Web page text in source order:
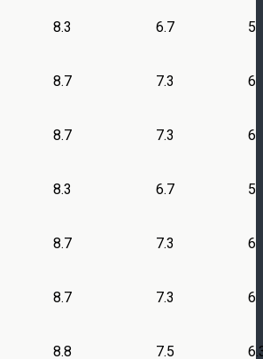
8.3 6.7 5
8.7 7.3 6
8.7 7.3 6
8.3 6.7 5
8.7 7.3 6
8.7 7.3 6
8.8 7.5